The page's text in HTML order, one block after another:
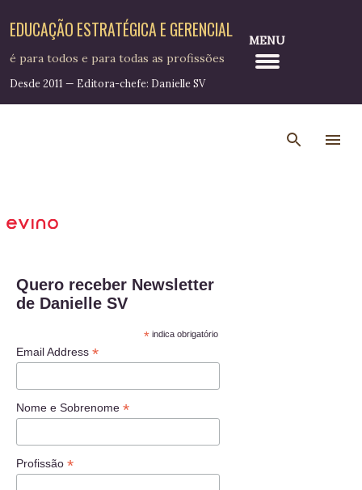
Pular para o conteúdo principal
EDUCAÇÃO ESTRATÉGICA E GERENCIAL
é para todos e para todas as profissões
Desde 2011 — Editora-chefe: Danielle SV
MENU
Quero receber Newsletter
de Danielle SV
*indica obrigatório
Email Address *
Nome e Sobrenome *
Profissão *